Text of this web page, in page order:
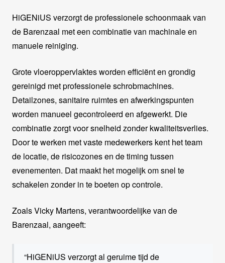
HiGENiUS verzorgt de professionele schoonmaak van
de Barenzaal met een combinatie van machinale en
manuele reiniging.
Grote vloeroppervlaktes worden efficiënt en grondig
gereinigd met professionele schrobmachines.
Detailzones, sanitaire ruimtes en afwerkingspunten
worden manueel gecontroleerd en afgewerkt. Die
combinatie zorgt voor snelheid zonder kwaliteitsverlies.
Door te werken met vaste medewerkers kent het team
de locatie, de risicozones en de timing tussen
evenementen. Dat maakt het mogelijk om snel te
schakelen zonder in te boeten op controle.
Zoals Vicky Martens, verantwoordelijke van de
Barenzaal, aangeeft:
“HiGENiUS verzorgt al geruime tijd de